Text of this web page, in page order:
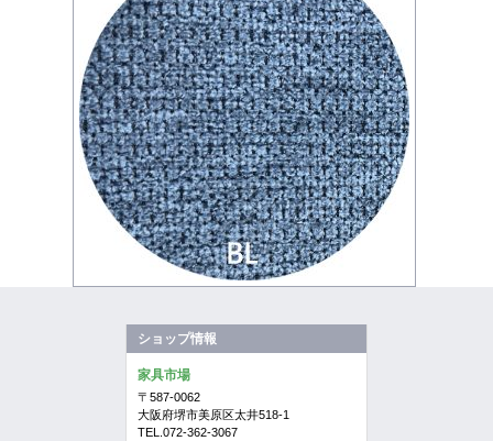
ショップ情報
家具市場
〒587-0062
大阪府堺市美原区太井518-1
TEL.072-362-3067